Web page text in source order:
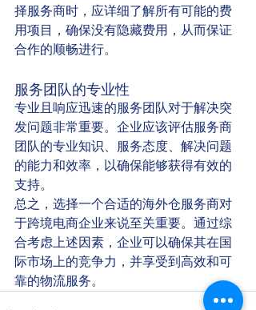
择服务商时，应详细了解所有可能的费
用项目，确保没有隐藏费用，从而保证
合作的顺畅进行。
服务团队的专业性
专业且响应迅速的服务团队对于解决突
发问题非常重要。企业应该评估服务商
团队的专业知识、服务态度、解决问题
的能力和效率，以确保能够获得有效的
支持。
总之，选择一个合适的海外仓服务商对
于跨境电商企业来说至关重要。通过综
合考虑上述因素，企业可以确保其在国
际市场上的竞争力，并享受到高效和可
靠的物流服务。